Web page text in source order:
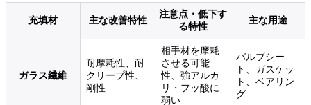
充填材 主な改善特性
注意点・低下す
る特性
主な用途
ガラス繊維
耐摩耗性、耐
クリープ性、
剛性
相手材を摩耗
させる可能
性、強アルカ
リ・フッ酸に
弱い
バルブシー
ト、ガスケッ
ト、ベアリン
グ